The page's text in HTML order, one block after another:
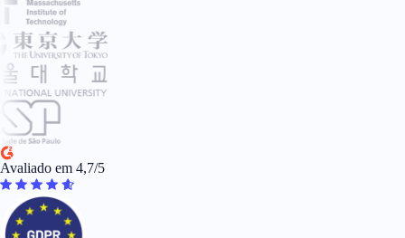
Avaliado em 4,7/5